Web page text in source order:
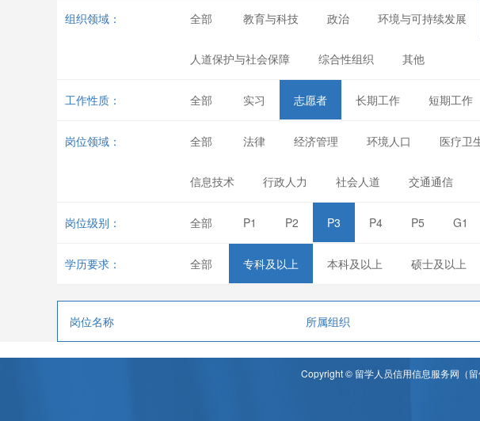
组织领域： 全部 教育与科技 政治 环境与可持续发展
人道保护与社会保障 综合性组织 其他
工作性质： 全部 实习 志愿者 长期工作 短期工作
岗位领域： 全部 法律 经济管理 环境人口 医疗卫
信息技术 行政人力 社会人道 交通通信
岗位级别： 全部 P1 P2 P3 P4 P5 G1
学历要求： 全部 专科及以上 本科及以上 硕士及以上
岗位名称 所属组织
Copyright © 留学人员信用信息服务网（